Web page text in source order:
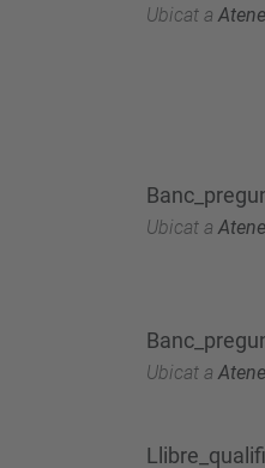
Ubicat a
Ubicat a
Ubicat a